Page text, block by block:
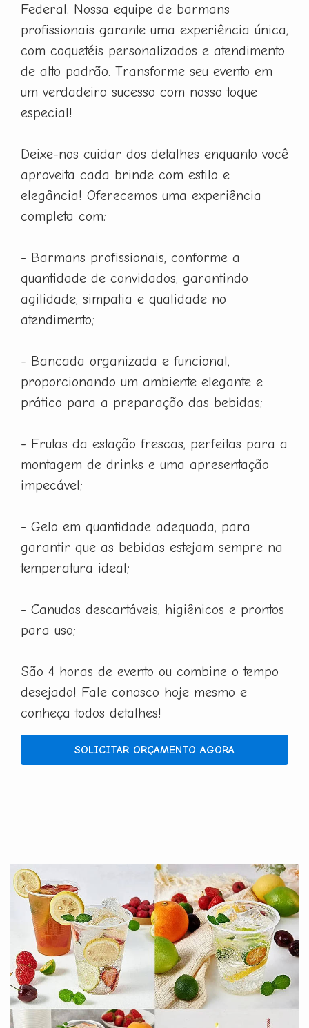
Federal. Nossa equipe de barmans
profissionais garante uma experiência única,
com coquetéis personalizados e atendimento
de alto padrão. Transforme seu evento em
um verdadeiro sucesso com nosso toque
especial!
Deixe-nos cuidar dos detalhes enquanto você
aproveita cada brinde com estilo e
elegância! Oferecemos uma experiência
completa com:
- Barmans profissionais, conforme a
quantidade de convidados, garantindo
agilidade, simpatia e qualidade no
atendimento;
- Bancada organizada e funcional,
proporcionando um ambiente elegante e
prático para a preparação das bebidas;
- Frutas da estação frescas, perfeitas para a
montagem de drinks e uma apresentação
impecável;
- Gelo em quantidade adequada, para
garantir que as bebidas estejam sempre na
temperatura ideal;
- Canudos descartáveis, higiênicos e prontos
para uso;
São 4 horas de evento ou combine o tempo
desejado! Fale conosco hoje mesmo e
conheça todos detalhes!
SOLICITAR ORÇAMENTO AGORA